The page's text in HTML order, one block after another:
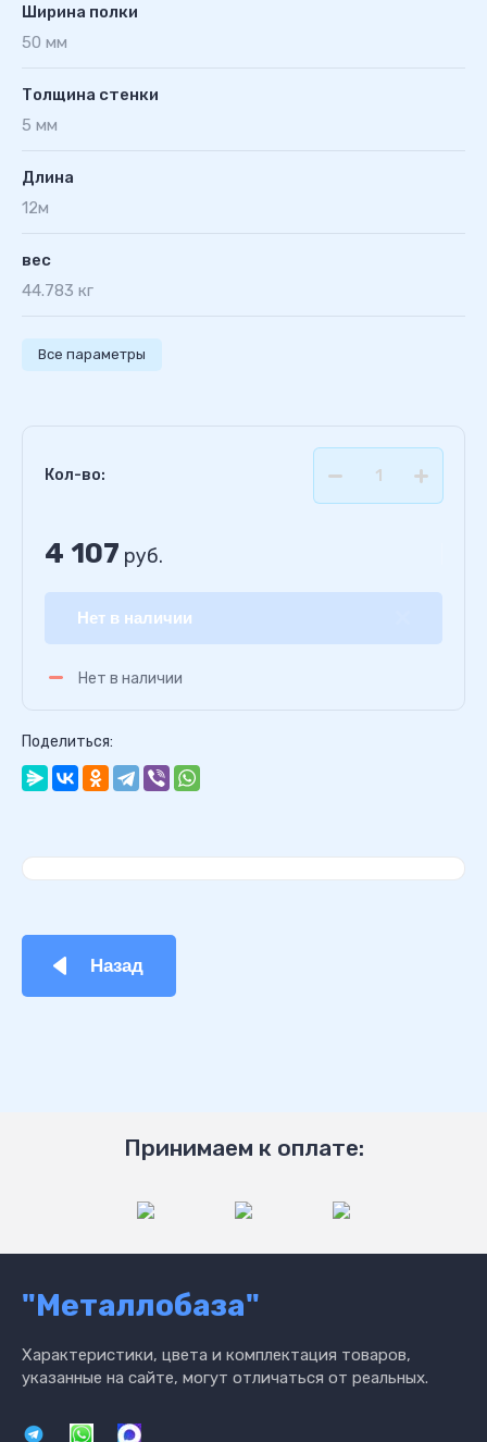
Ширина полки
50 мм
Толщина стенки
5 мм
Длина
12м
вес
44.783 кг
Все параметры
Кол-во:
4 107 руб.
Нет в наличии
Нет в наличии
Поделиться:
Назад
Принимаем к оплате:
"Металлобаза"
Характеристики, цвета и комплектация товаров,
указанные на сайте, могут отличаться от реальных.